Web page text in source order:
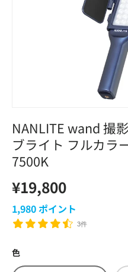
NANLITE wand 撮
ブライト フルカラ
7500K
¥19,800
1,980ポイント
3件
色